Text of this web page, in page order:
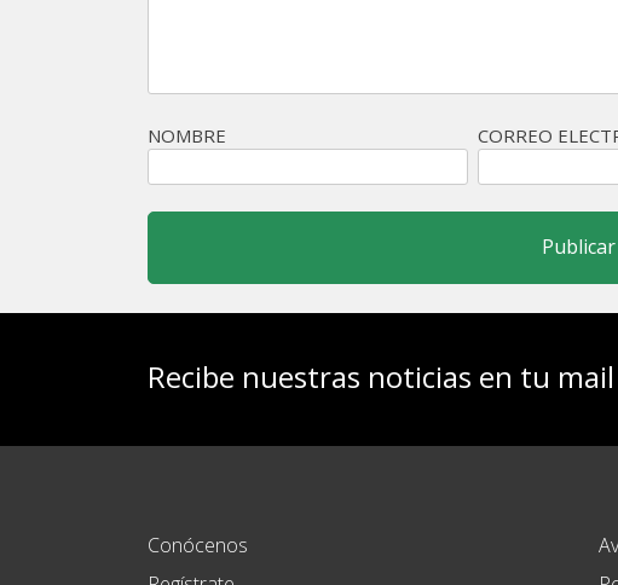
NOMBRE CORREO
Recibe nuestras noticias en tu
Conócenos